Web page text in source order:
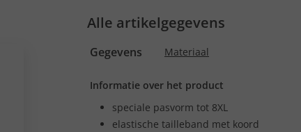
Alle artikelgegevens
Gegevens Materiaal
Informatie over het product
speciale pasvorm tot 8XL
elastische tailleband met koord